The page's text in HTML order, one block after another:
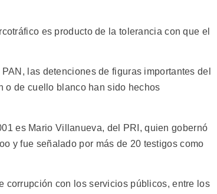
es producto de la tolerancia con que el
las detenciones de figuras importantes del
o de cuello blanco han sido hechos
es Mario Villanueva, del PRI, quien gobernó
y fue señalado por más de 20 testigos como
corrupción con los servicios públicos, entre los